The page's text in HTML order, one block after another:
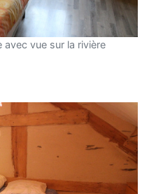
vue sur la rivière